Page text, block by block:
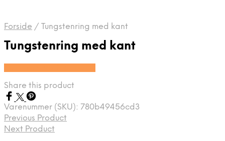
Forside / Tungstenring med kant
Tungstenring med kant
Share this product
Varenummer (SKU): 780b49456cd3
Previous Product
Next Product